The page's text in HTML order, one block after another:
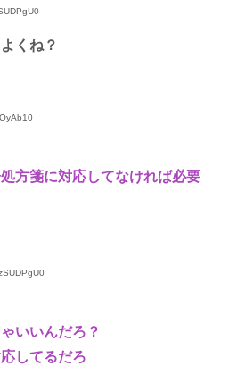
くね？
方箋に対応してなければ必要
いいんだろ？
してるだろ